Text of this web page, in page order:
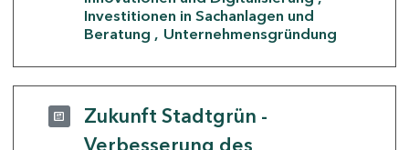
Investitionen in Sachanlagen und
Beratung
Unternehmensgründung
Zukunft Stadtgrün -